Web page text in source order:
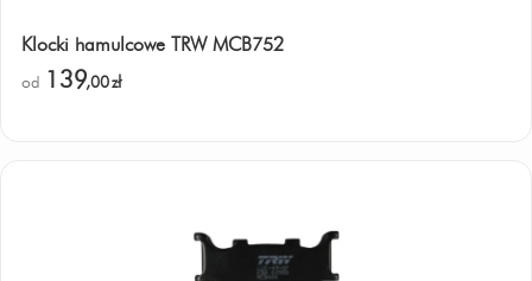
Klocki hamulcowe TRW MCB752
od 139,00zł